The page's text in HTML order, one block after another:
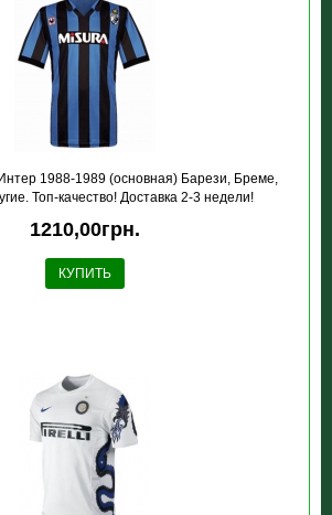
1988-1989 (основная) Барези, Бреме,
Топ-качество! Доставка 2-3 недели!
1210,00грн.
КУПИТЬ